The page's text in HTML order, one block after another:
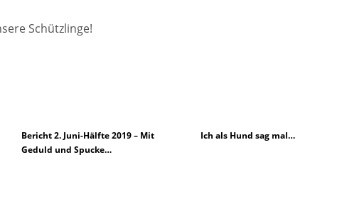
Schützlinge!
Bericht 2. Juni-Hälfte 2019 – Mit
Geduld und Spucke…
Ich als Hund sag mal…